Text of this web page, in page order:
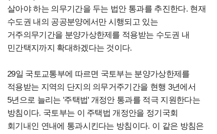
살아야 하는 의무기간을 두는 법안 통과를 추진한다. 현재
수도권 내의 공공분양에서만 시행되고 있는
거주의무기간을 분양가상한제를 적용받는 수도권 내
민간택지까지 확대하겠다는 것이다.
29일 국토교통부에 따르면 국토부는 분양가상한제를
적용받는 지역의 단지의 의무거주기간을 현행 3년에서
5년으로 늘리는 '주택법' 개정안 통과를 적극 지원한다는
방침이다. 국토부는 이 주택법 개정안을 정기국회
회기내인 연내에 통과시킨다는 방침이다. 이 같은 방침은